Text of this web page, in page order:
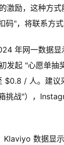
激励，这种方
"，将联系方
年网一数据
发起 "心愿单抽
$0.8 / 人。建
战"），
Klaviyo 数据显